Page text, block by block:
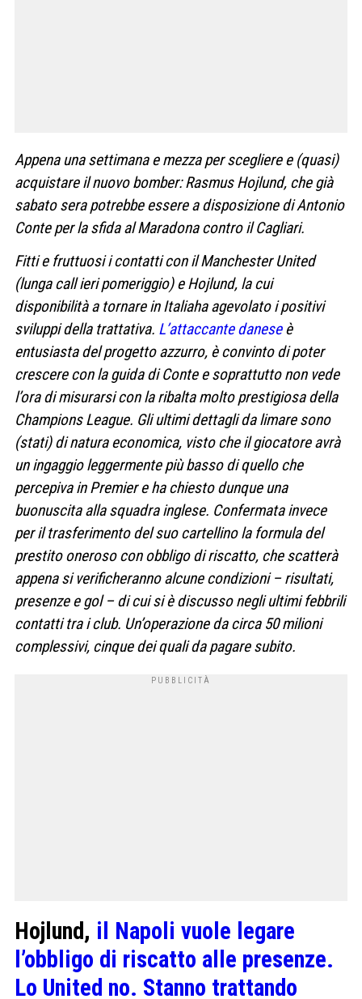
Appena una settimana e mezza per scegliere e (quasi)
acquistare il nuovo bomber: Rasmus Hojlund, che già
sabato sera potrebbe essere a disposizione di Antonio
Conte per la sfida al Maradona contro il Cagliari.
Fitti e fruttuosi i contatti con il Manchester United
(lunga call ieri pomeriggio) e Hojlund, la cui
disponibilità a tornare in Italiaha agevolato i positivi
sviluppi della trattativa. L’attaccante daneseè
entusiasta del progetto azzurro, è convinto di poter
crescere con la guida di Conte e soprattutto non vede
l’ora di misurarsi con la ribalta molto prestigiosa della
Champions League. Gli ultimi dettagli da limare sono
(stati) di natura economica, visto che il giocatore avrà
un ingaggio leggermente più basso di quello che
percepiva in Premier e ha chiesto dunque una
buonuscita alla squadra inglese. Confermata invece
per il trasferimento del suo cartellino la formula del
prestito oneroso con obbligo di riscatto, che scatterà
appena si verificheranno alcune condizioni – risultati,
presenze e gol – di cui si è discusso negli ultimi febbrili
contatti tra i club. Un’operazione da circa 50 milioni
complessivi, cinque dei quali da pagare subito.
Hojlund, il Napoli vuole legare
l’obbligo di riscatto alle presenze.
Lo United no. Stanno trattando